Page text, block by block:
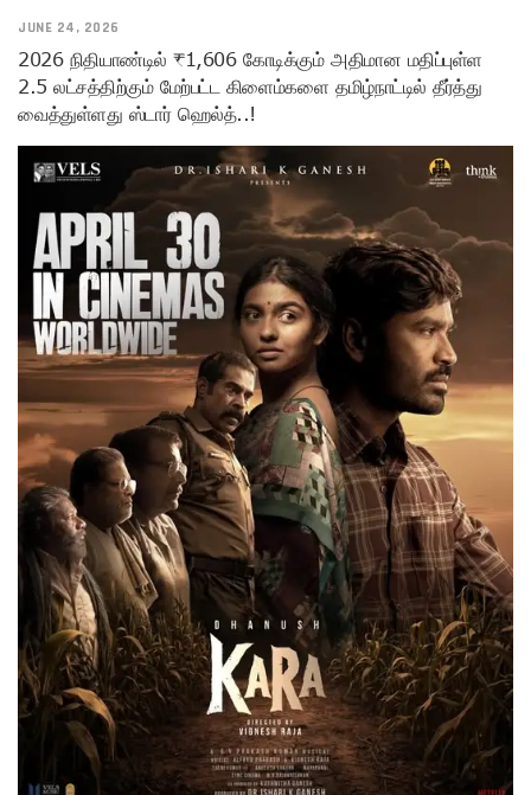
JUNE 24, 2026
2026 நிதியாண்டில் ₹1,606 கோடிக்கும் அதிமான மதிப்புள்ள
2.5 லட்சத்திற்கும் மேற்பட்ட கிளைம்களை தமிழ்நாட்டில் தீர்த்து
வைத்துள்ளது ஸ்டார் ஹெல்த்..!